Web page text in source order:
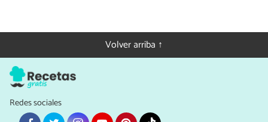
Volver arriba ↑
Redes sociales